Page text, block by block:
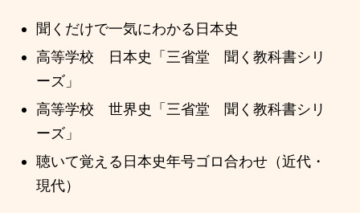
聞くだけで一気にわかる日本史
高等学校 日本史「三省堂 聞く教科書シリ
ーズ」
高等学校 世界史「三省堂 聞く教科書シリ
ーズ」
聴いて覚える日本史年号ゴロ合わせ（近代・
現代）